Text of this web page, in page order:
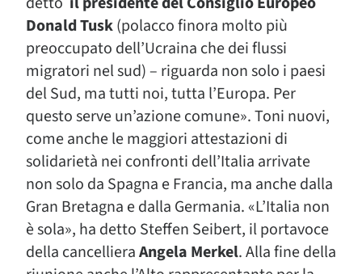
Donald Tusk(polacco finora molto più
preoccupato dell’Ucraina che dei flussi
migratori nel sud) – riguarda non solo i paesi
del Sud, ma tutti noi, tutta l’Europa. Per
questo serve un’azione comune». Toni nuovi,
come anche le maggiori attestazioni di
solidarietà nei confronti dell’Italia arrivate
non solo da Spagna e Francia, ma anche dalla
Gran Bretagna e dalla Germania. «L’Italia non
è sola», ha detto Steffen Seibert, il portavoce
della cancellieraAngela Merkel. Alla fine della